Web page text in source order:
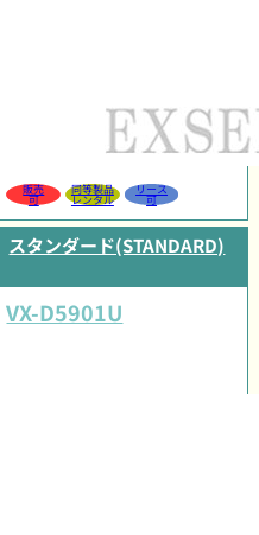
販売
可
同等製品
レンタル
リース
可
スタンダード(STANDARD)
VX-D5901U